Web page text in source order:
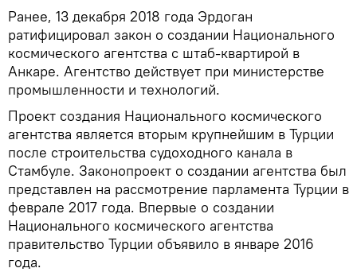
Ранее, 13 декабря 2018 года Эрдоган
ратифицировал закон о создании Национального
космического агентства с штаб-квартирой в
Анкаре. Агентство действует при министерстве
промышленности и технологий.
Проект создания Национального космического
агентства является вторым крупнейшим в Турции
после строительства судоходного канала в
Стамбуле. Законопроект о создании агентства был
представлен на рассмотрение парламента Турции в
феврале 2017 года. Впервые о создании
Национального космического агентства
правительство Турции объявило в январе 2016
года.